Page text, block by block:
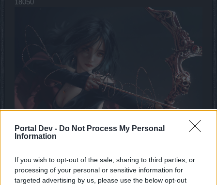
Portal Dev - Do Not Process My Personal
Information
If you wish to opt-out of the sale, sharing to third parties, or
processing of your personal or sensitive information for
targeted advertising by us, please use the below opt-out
18050